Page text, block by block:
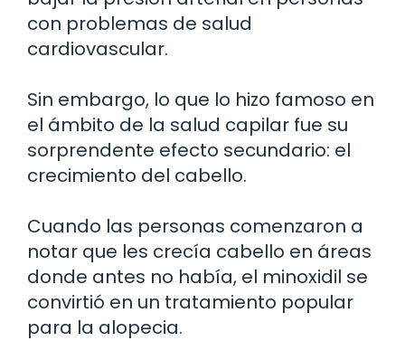
con problemas de salud
cardiovascular.
Sin embargo, lo que lo hizo famoso en
el ámbito de la salud capilar fue su
sorprendente efecto secundario: el
crecimiento del cabello.
Cuando las personas comenzaron a
notar que les crecía cabello en áreas
donde antes no había, el minoxidil se
convirtió en un tratamiento popular
para la alopecia.